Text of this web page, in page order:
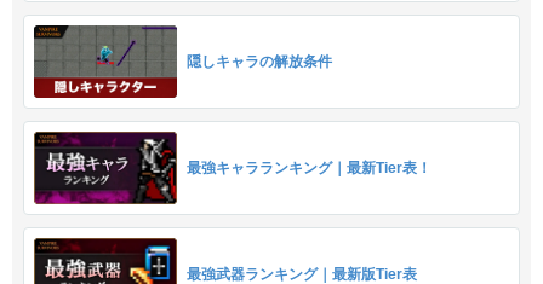
隠しキャラの解放条件
最強キャラランキング｜最新Tier表！
最強武器ランキング｜最新版Tier表